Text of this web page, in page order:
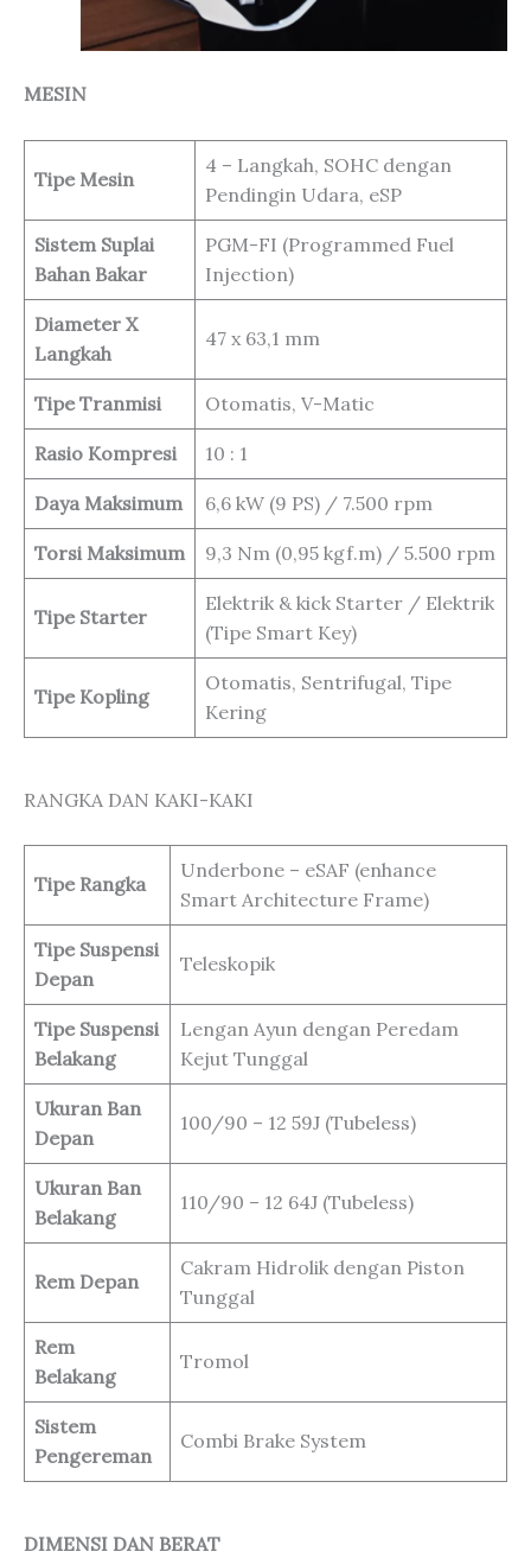
MESIN
Tipe Mesin
4 – Langkah, SOHC dengan
Pendingin Udara, eSP
Sistem Suplai
Bahan Bakar
PGM-FI (Programmed Fuel
Injection)
Diameter X
Langkah
47 x 63,1 mm
Tipe Tranmisi Otomatis, V-Matic
Rasio Kompresi 10 : 1
Daya Maksimum 6,6 kW (9 PS) / 7.500 rpm
Torsi Maksimum 9,3 Nm (0,95 kgf.m) / 5.500 rpm
Tipe Starter
Elektrik & kick Starter / Elektrik
(Tipe Smart Key)
Tipe Kopling
Otomatis, Sentrifugal, Tipe
Kering
RANGKA DAN KAKI-KAKI
Tipe Rangka
Underbone – eSAF (enhance
Smart Architecture Frame)
Tipe Suspensi
Depan
Teleskopik
Tipe Suspensi
Belakang
Lengan Ayun dengan Peredam
Kejut Tunggal
Ukuran Ban
Depan
100/90 – 12 59J (Tubeless)
Ukuran Ban
Belakang
110/90 – 12 64J (Tubeless)
Rem Depan
Cakram Hidrolik dengan Piston
Tunggal
Rem
Belakang
Tromol
Sistem
Pengereman
Combi Brake System
DIMENSI DAN BERAT